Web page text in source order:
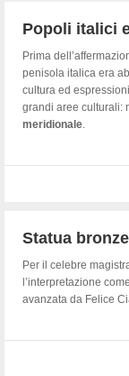
Popoli italici
Prima
penisola italica era
cultura ed
grandi aree culturali:
meridionale.
Statua
Per il celebre
l’interpretazione
avanzata da Felice